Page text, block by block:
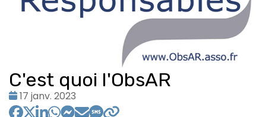
C'est quoi l'ObsAR
Date
:
17 janv. 2023